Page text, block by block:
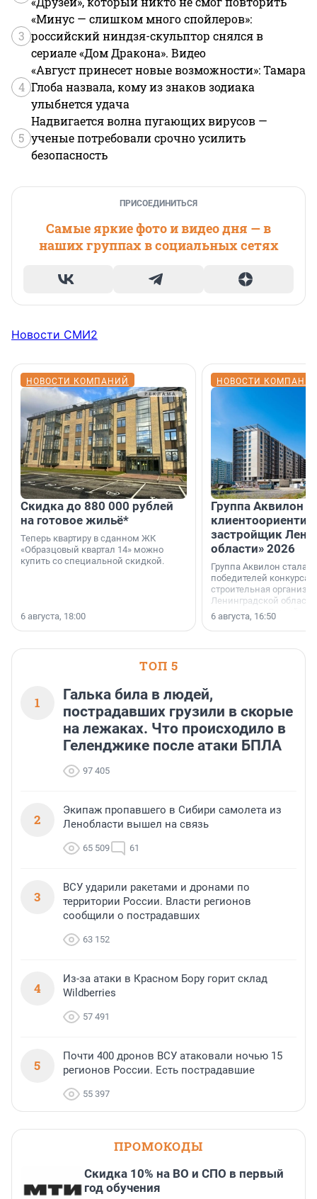
3
«Минус — слишком много спойлеров»:
российский ниндзя-скульптор снялся в
сериале «Дом Дракона». Видео
4
«Август принесет новые возможности»: Тамара
Глоба назвала, кому из знаков зодиака
улыбнется удача
5
Надвигается волна пугающих вирусов —
ученые потребовали срочно усилить
безопасность
ПРИСОЕДИНИТЬСЯ
Самые яркие фото и видео дня — в
наших группах в социальных сетях
Новости СМИ2
НОВОСТИ КОМПАНИЙ
Скидка до 880 000 рублей
на готовое жильё*
Теперь квартиру в сданном ЖК
«Образцовый квартал 14» можно
купить со специальной скидкой.
6 августа, 18:00
НОВОСТИ
Группа Аквилон
застройщик
области» 2026
Группа Аквилон стала
победителей конкурса
строительная
Ленинградской области
номинации «Самый
застройщик
области».
6 августа, 16:50
ТОП 5
1
Галька била в людей,
пострадавших грузили в скорые
на лежаках. Что происходило в
Геленджике после атаки БПЛА
97 405
2
Экипаж пропавшего в Сибири самолета из
Ленобласти вышел на связь
65 509 61
3
ВСУ ударили ракетами и дронами по
территории России. Власти регионов
сообщили о пострадавших
63 152
4
Из-за атаки в Красном Бору горит склад
Wildberries
57 491
5
Почти 400 дронов ВСУ атаковали ночью 15
регионов России. Есть пострадавшие
55 397
ПРОМОКОДЫ
Скидка 10% на ВО и СПО в первый
год обучения